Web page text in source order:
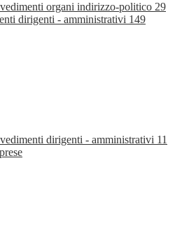
organi indirizzo-politico 29
dirigenti - amministrativi 149
dirigenti - amministrativi 11